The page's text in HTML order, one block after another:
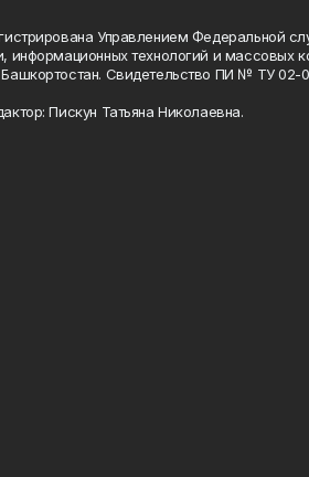
Управлением Федеральной
информационных технологий и массовых
Свидетельство ПИ № ТУ 02-
Пискун Татьяна Николаевна.